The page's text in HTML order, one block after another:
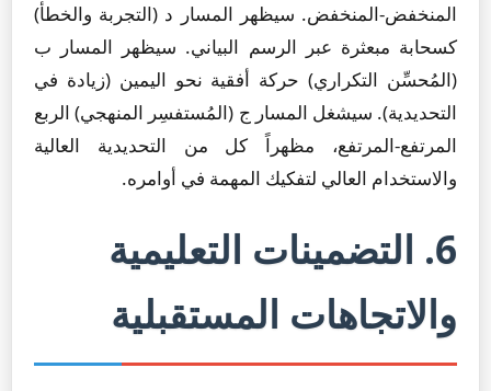
المنخفض-المنخفض. سيظهر المسار د (التجربة والخطأ)
كسحابة مبعثرة عبر الرسم البياني. سيظهر المسار ب
(المُحسِّن التكراري) حركة أفقية نحو اليمين (زيادة في
التحديدية). سيشغل المسار ج (المُستفسِر المنهجي) الربع
المرتفع-المرتفع، مظهراً كل من التحديدية العالية
والاستخدام العالي لتفكيك المهمة في أوامره.
6. التضمينات التعليمية
والاتجاهات المستقبلية